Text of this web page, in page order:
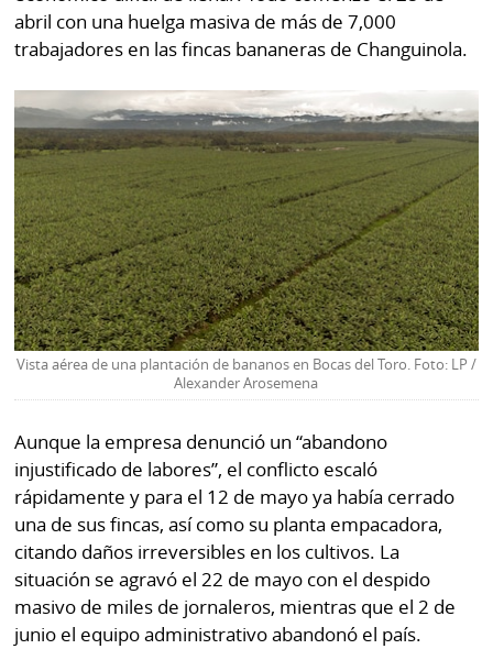
abril con una huelga masiva de más de 7,000
trabajadores en las fincas bananeras de Changuinola.
Vista aérea de una plantación de bananos en Bocas del Toro. Foto: LP /
Alexander Arosemena
Aunque la empresa denunció un “abandono
injustificado de labores”, el conflicto escaló
rápidamente y para el 12 de mayo ya había cerrado
una de sus fincas, así como su planta empacadora,
citando daños irreversibles en los cultivos. La
situación se agravó el 22 de mayo con el despido
masivo de miles de jornaleros, mientras que el 2 de
junio el equipo administrativo abandonó el país.